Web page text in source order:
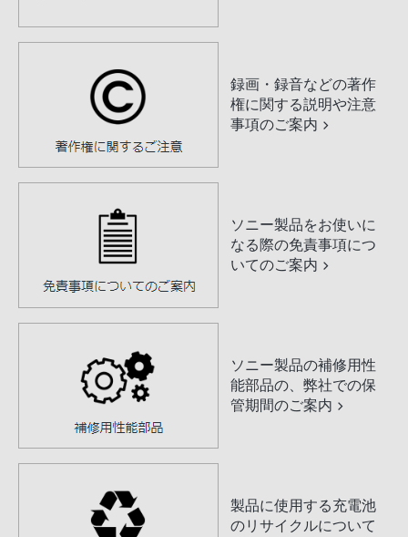
録画・録音などの著作
権に関する説明や注意
事項のご案内
ソニー製品をお使いに
なる際の免責事項につ
いてのご案内
ソニー製品の補修用性
能部品の、弊社での保
管期間のご案内
製品に使用する充電池
のリサイクルについて